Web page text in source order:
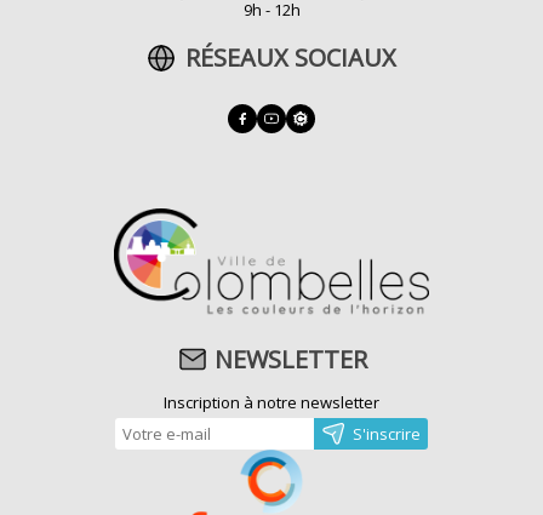
9h - 12h
RÉSEAUX SOCIAUX
NEWSLETTER
Inscription à notre newsletter